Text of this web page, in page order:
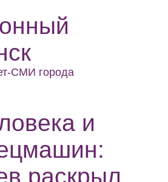
СМИ города
и
раскрыл